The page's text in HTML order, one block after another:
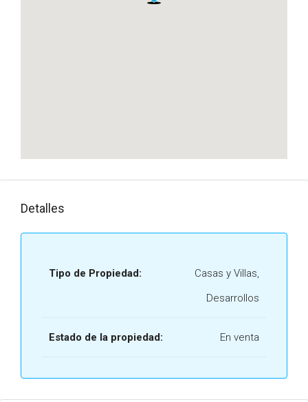
Detalles
Tipo de Propiedad:
Casas y Villas,
Desarrollos
Estado de la propiedad: En venta